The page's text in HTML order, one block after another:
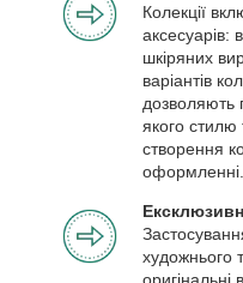
Колекції
аксесуарів:
шкіряних
варіантів
дозволяють
якого
створення
оформленні.
художнього
оригінальні